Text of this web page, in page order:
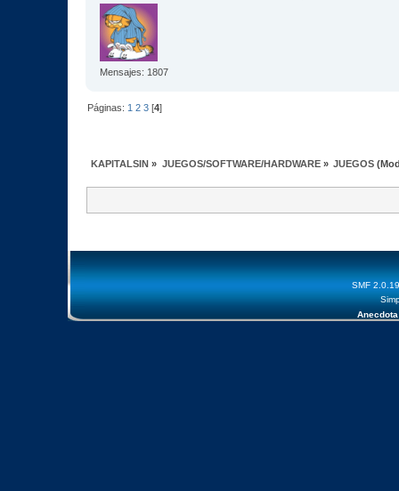
Mensajes: 1807
Páginas: 1 2 3 [4]
KAPITALSIN » JUEGOS/SOFTWARE/HARDWARE» JUEGOS
SMF 2.0.19
Anecdota